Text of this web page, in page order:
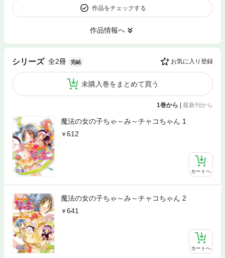
作品をチェックする
作品情報へ
シリーズ 全2冊 完結 お気に入り登録
未購入巻をまとめて買う
1巻から 最新刊から
魔法の女の子ちゃ～み～チャコちゃん 1
612
カートへ
魔法の女の子ちゃ～み～チャコちゃん 2
641
カートへ